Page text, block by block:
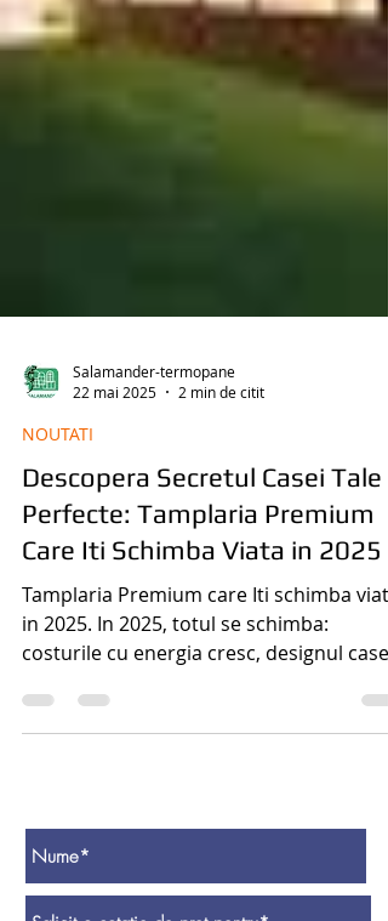
Salamander-termopane
NOUTATI
Descopera Secretul Casei Tale
Perfecte: Tamplaria Premium
Care Iti Schimba Viata in 2025
Tamplaria Premium care Iti schimba viata
in 2025. In 2025, totul se schimba:
un aspect impecabil? Totul incepe cu
alegerea corecta a tamplariei. Daca
locuiesti in Bucuresti sau Ilfov si